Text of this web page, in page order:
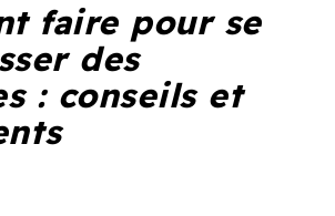
faire pour se
des
: conseils et